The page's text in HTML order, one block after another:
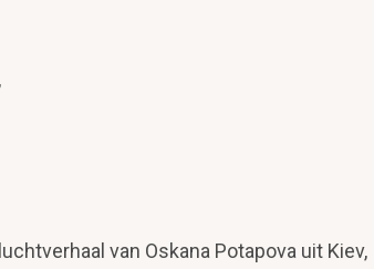
van Oskana Potapova uit Kiev,